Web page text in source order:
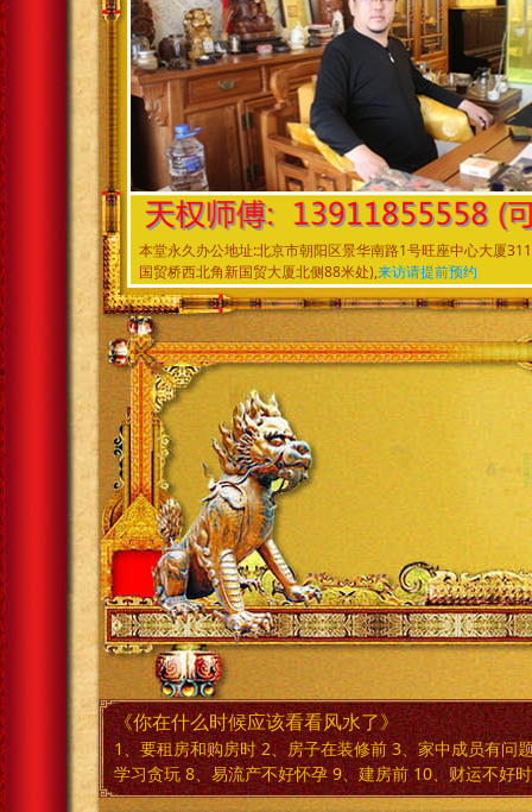
本堂永久办公地址:北京市朝阳区景华南路1号旺座中
国贸桥西北角新国贸大厦北侧88米处),来访请提前预约
《你在什么时候应该看看风水了》
1、要租房和购房时 2、房子在装修前 3、家中成员有问
学习贪玩 8、易流产不好怀孕 9、建房前 10、财运不好